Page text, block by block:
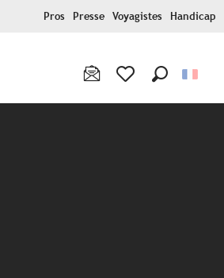
Pros Presse Voyagistes Handicap